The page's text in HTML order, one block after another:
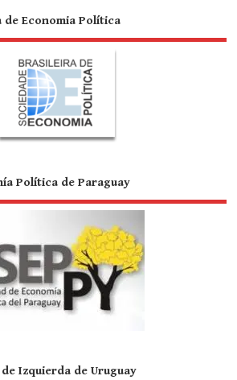
de Economia Política
Política de Paraguay
Izquierda de Uruguay